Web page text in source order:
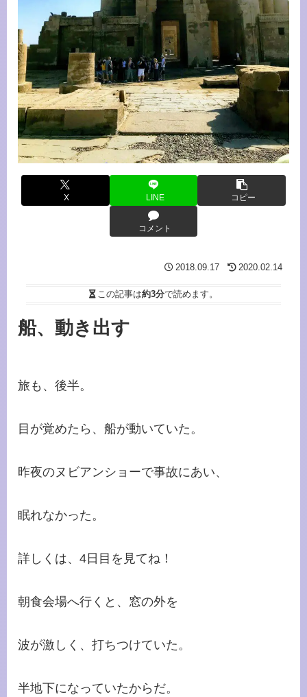
X LINE コピー
コメント
2018.09.17 2020.02.14
この記事は約3分で読めます。
船、動き出す
旅も、後半。
目が覚めたら、船が動いていた。
昨夜のヌビアンショーで事故にあい、
眠れなかった。
詳しくは、4日目を見てね！
朝食会場へ行くと、窓の外を
波が激しく、打ちつけていた。
半地下になっていたからだ。